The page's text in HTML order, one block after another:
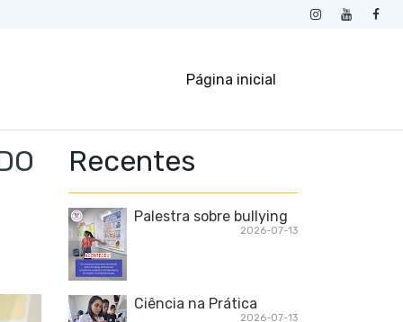
Página inicial
Recentes
Palestra sobre bullying
2026-07-13
Ciência na Prática
2026-07-13